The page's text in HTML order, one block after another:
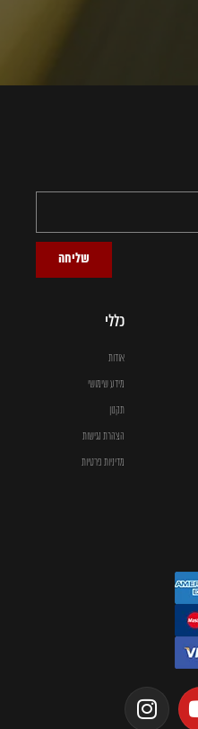
שליחה
כללי
אודות
מידע שימושי
תקנון
הצהרת נגישות
מדיניות פרטיות